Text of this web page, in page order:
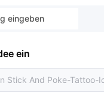
eingeben
ein